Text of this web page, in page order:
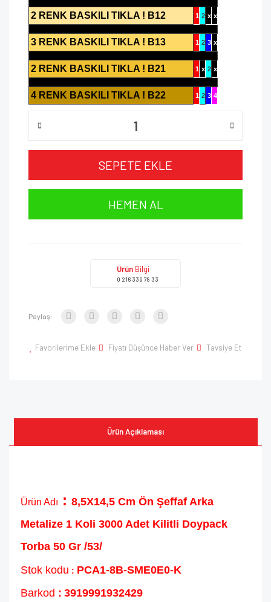
2 RENK BASKILI TIKLA ! B12 1 2 x x
3 RENK BASKILI TIKLA ! B13 1 2 3 x
2 RENK BASKILI TIKLA ! B21 1 x 2 x
4 RENK BASKILI TIKLA ! B22 1 2 3 4
SEPETE EKLE
HEMEN AL
Ürün Bilgi
0 216 339 78 33
Paylaş:
Favorilerime Ekle Fiyatı Düşünce Haber Ver Tavsiye Et
Ürün Açıklaması
Ürün Adı : 8,5X14,5 Cm Ön Şeffaf Arka
Metalize 1 Koli 3000 Adet Kilitli Doypack
Torba 50 Gr /53/
Stok kodu : PCA1-8B-SME0E0-K
Barkod : 3919991932429